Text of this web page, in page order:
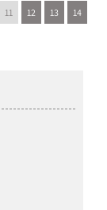
11 12 13
14